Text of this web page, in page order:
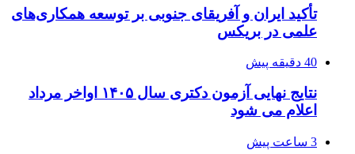
تأکید ایران و آفریقای جنوبی بر توسعه همکاری‌های
علمی در بریکس
40 دقیقه پیش
نتایج نهایی آزمون دکتری سال ۱۴۰۵ اواخر مرداد
اعلام می شود
3 ساعت پیش